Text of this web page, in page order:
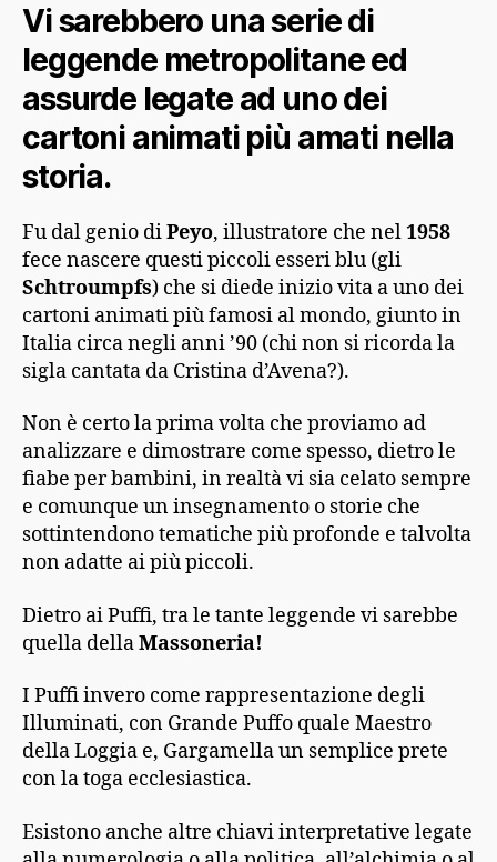
Vi sarebbero una serie di
leggende metropolitane ed
assurde legate ad uno dei
cartoni animati più amati nella
storia.
Fu dal genio diPeyo, illustratore che nel1958
fece nascere questi piccoli esseri blu (gli
Schtroumpfs) che si diede inizio vita a uno dei
cartoni animati più famosi al mondo, giunto in
Italia circa negli anni ’90 (chi non si ricorda la
sigla cantata da Cristina d’Avena?).
Non è certo la prima volta che proviamo ad
analizzare e dimostrare come spesso, dietro le
fiabe per bambini, in realtà vi sia celato sempre
e comunque un insegnamento o storie che
sottintendono tematiche più profonde e talvolta
non adatte ai più piccoli.
Dietro ai Puffi, tra le tante leggende vi sarebbe
quella dellaMassoneria!
I Puffi invero come rappresentazione degli
Illuminati, con Grande Puffo quale Maestro
della Loggia e, Gargamella un semplice prete
con la toga ecclesiastica.
Esistono anche altre chiavi interpretative legate